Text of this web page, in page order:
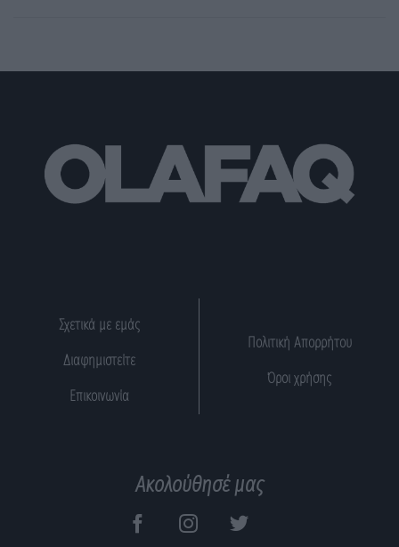
Σχετικά με εμάς
Διαφημιστείτε
Επικοινωνία
Πολιτική Απορρήτου
Όροι χρήσης
Ακολούθησέ μας